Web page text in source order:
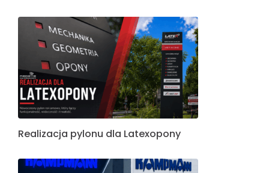
Realizacja pylonu dla Latexopony